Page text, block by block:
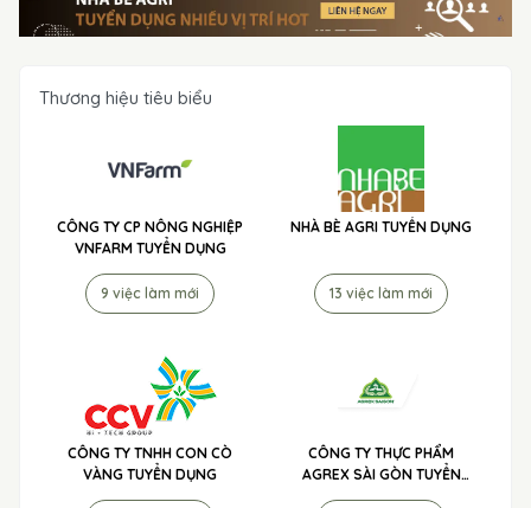
Thương hiệu tiêu biểu
CÔNG TY CP NÔNG NGHIỆP
VNFARM TUYỂN DỤNG
9 việc làm mới
NHÀ BÈ AGRI TUYỂN DỤNG
13 việc làm mới
CÔNG TY TNHH CON CÒ
VÀNG TUYỂN DỤNG
CÔNG TY THỰC PHẨM
AGREX SÀI GÒN TUYỂN